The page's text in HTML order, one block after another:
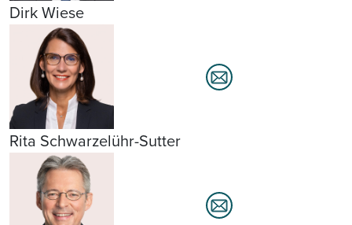
Dirk Wiese
Rita Schwarzelühr-Sutter